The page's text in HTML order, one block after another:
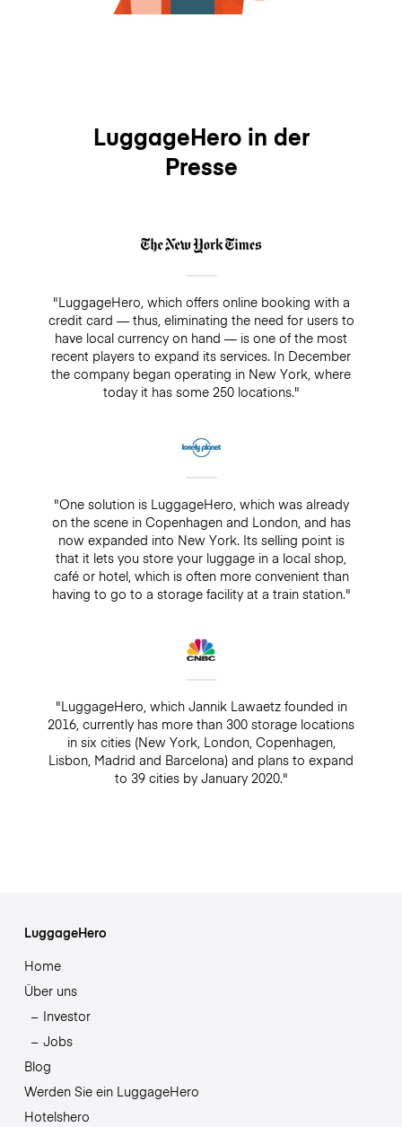
LuggageHero in der
Presse
"LuggageHero, which offers online booking with a
credit card — thus, eliminating the need for users to
have local currency on hand — is one of the most
recent players to expand its services. In December
the company began operating in New York, where
today it has some 250 locations."
"One solution is LuggageHero, which was already
on the scene in Copenhagen and London, and has
now expanded into New York. Its selling point is
that it lets you store your luggage in a local shop,
café or hotel, which is often more convenient than
having to go to a storage facility at a train station."
"LuggageHero, which Jannik Lawaetz founded in
2016, currently has more than 300 storage locations
in six cities (New York, London, Copenhagen,
Lisbon, Madrid and Barcelona) and plans to expand
to 39 cities by January 2020."
LuggageHero
Home
Über uns
Investor
Jobs
Blog
Werden Sie ein LuggageHero
Hotelshero